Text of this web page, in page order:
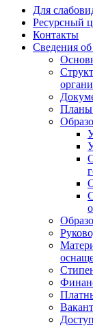
Для
Ресурсный
Контакты
Сведения об
Планы